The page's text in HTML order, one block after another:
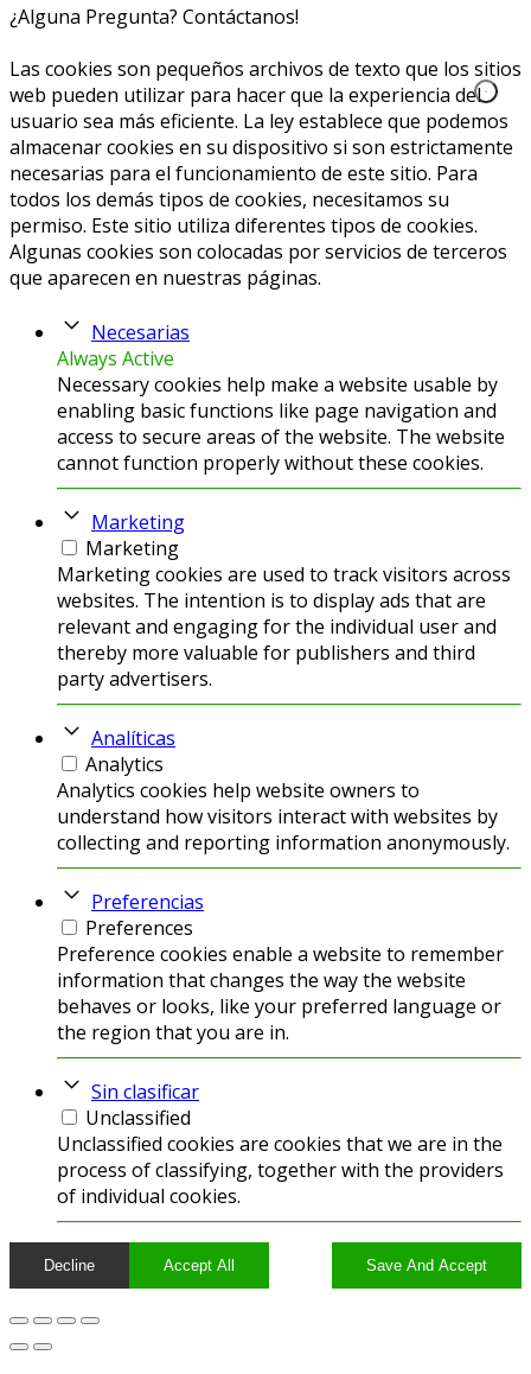
¿Alguna Pregunta? Contáctanos!
Las cookies son pequeños archivos de texto que los sitios
web pueden utilizar para hacer que la experiencia del
usuario sea más eficiente. La ley establece que podemos
almacenar cookies en su dispositivo si son estrictamente
necesarias para el funcionamiento de este sitio. Para
todos los demás tipos de cookies, necesitamos su
permiso. Este sitio utiliza diferentes tipos de cookies.
Algunas cookies son colocadas por servicios de terceros
que aparecen en nuestras páginas.
Necesarias
Always Active
Necessary cookies help make a website usable by
enabling basic functions like page navigation and
access to secure areas of the website. The website
cannot function properly without these cookies.
Marketing
Marketing
Marketing cookies are used to track visitors across
websites. The intention is to display ads that are
relevant and engaging for the individual user and
thereby more valuable for publishers and third
party advertisers.
Analíticas
Analytics
Analytics cookies help website owners to
understand how visitors interact with websites by
collecting and reporting information anonymously.
Preferencias
Preferences
Preference cookies enable a website to remember
information that changes the way the website
behaves or looks, like your preferred language or
the region that you are in.
Sin clasificar
Unclassified
Unclassified cookies are cookies that we are in the
process of classifying, together with the providers
of individual cookies.
Decline Accept All Save And Accept